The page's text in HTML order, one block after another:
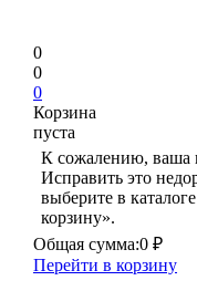
0
0
0
Корзина
пуста
К сожалению, ваша
Исправить это
выберите в
корзину».
Общая сумма:0 ₽
Перейти в корзину